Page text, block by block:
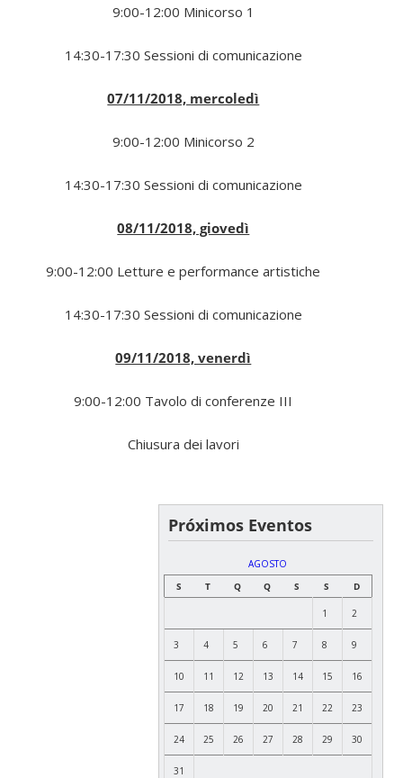
9:00-12:00 Minicorso 1
14:30-17:30 Sessioni di comunicazione
07/11/2018, mercoledì
9:00-12:00 Minicorso 2
14:30-17:30 Sessioni di comunicazione
08/11/2018, giovedì
9:00-12:00 Letture e performance artistiche
14:30-17:30 Sessioni di comunicazione
09/11/2018, venerdì
9:00-12:00 Tavolo di conferenze III
Chiusura dei lavori
Próximos Eventos
AGOSTO
S
T Q Q S S D
1 2
3 4 5 6 7 8 9
10 11 12 13 14 15 16
17 18 19 20 21 22 23
24 25 26 27 28 29 30
31